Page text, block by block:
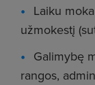
Laiku
užmokestį
Galimybę
rangos,